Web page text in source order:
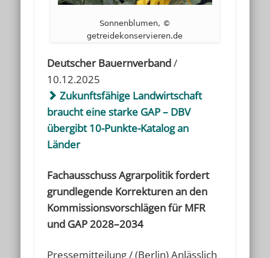
Sonnenblumen, ©
getreidekonservieren.de
Deutscher Bauernverband/
10.12.2025
Zukunftsfähige Landwirtschaft
braucht eine starke GAP – DBV
übergibt 10-Punkte-Katalog an
Länder
Fachausschuss Agrarpolitik fordert
grundlegende Korrekturen an den
Kommissionsvorschlägen für MFR
und GAP 2028–2034
Pressemitteilung / (Berlin) Anlässlich